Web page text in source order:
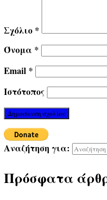
Σχόλιο *
Όνομα *
Email *
Ιστότοπος
Αναζήτηση για:
Πρόσφατα